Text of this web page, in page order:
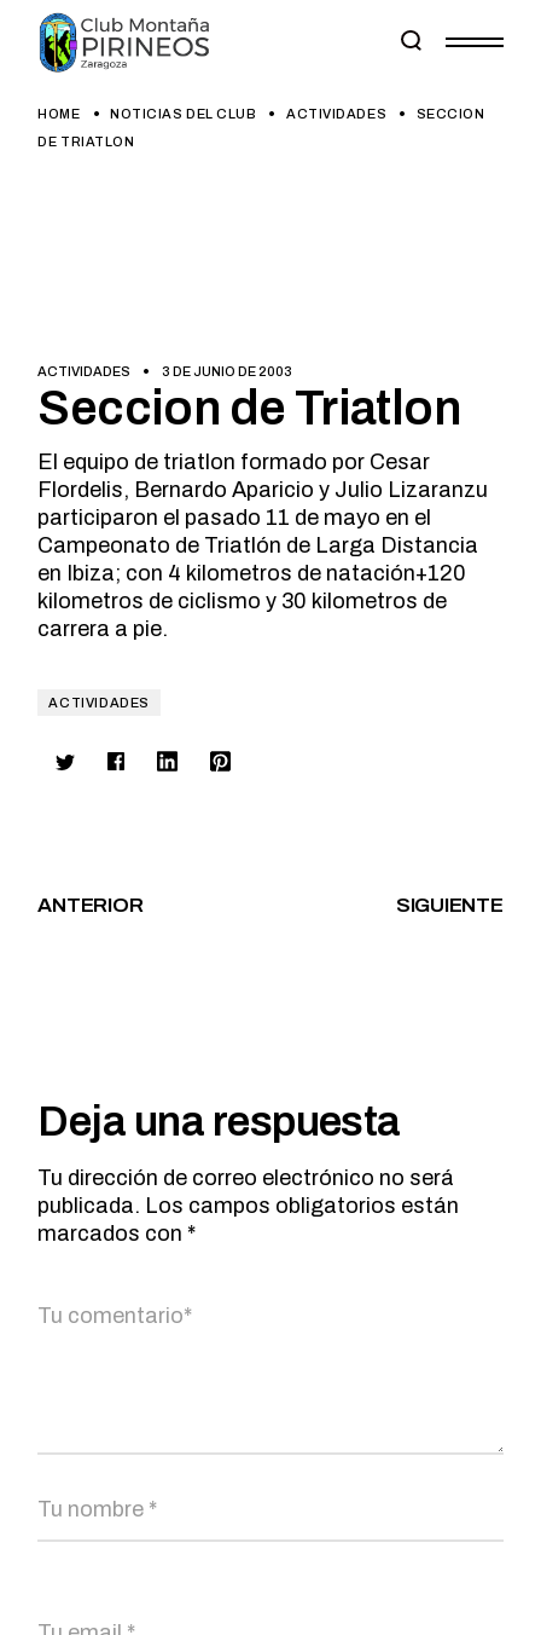
content
HOME NOTICIAS DEL CLUB ACTIVIDADES
SECCION
DE TRIATLON
ACTIVIDADES 3 DE JUNIO DE 2003
Seccion de Triatlon
El equipo de triatlon formado por Cesar
Flordelis, Bernardo Aparicio y Julio Lizaranzu
participaron el pasado 11 de mayo en el
Campeonato de Triatlón de Larga Distancia
en Ibiza; con 4 kilometros de natación+120
kilometros de ciclismo y 30 kilometros de
carrera a pie.
ACTIVIDADES
ANTERIOR SIGUIENTE
Deja una respuesta
Tu dirección de correo electrónico no será
publicada. Los campos obligatorios están
marcados con *